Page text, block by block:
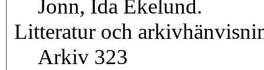
Jonn, Ida Ekelund.
Litteratur och
Arkiv 323